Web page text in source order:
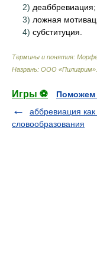
2) деаббревиация;
3) ложная
4) субституция.
Термины и понятия:
Назрань: ООО «Пилигрим»
Игры ⚽
Поможем
аббревиация
словообразования